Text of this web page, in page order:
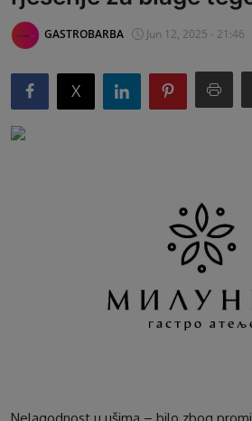
G&B Oglasi
GASTROBARBA Jun 12, 2025 - 21:46
X
Nelagodnost u ušima – bilo zbog